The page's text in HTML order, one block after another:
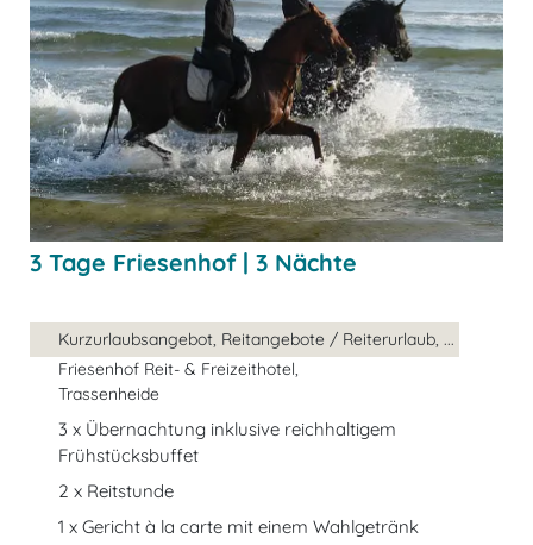
3 Tage Friesenhof | 3 Nächte
Kurzurlaubsangebot, Reitangebote / Reiterurlaub, ...
Friesenhof Reit- & Freizeithotel,
Trassenheide
3 x Übernachtung inklusive reichhaltigem
Frühstücksbuffet
2 x Reitstunde
1 x Gericht à la carte mit einem Wahlgetränk